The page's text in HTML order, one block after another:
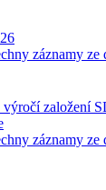
záznamy ze
výročí založení
záznamy ze